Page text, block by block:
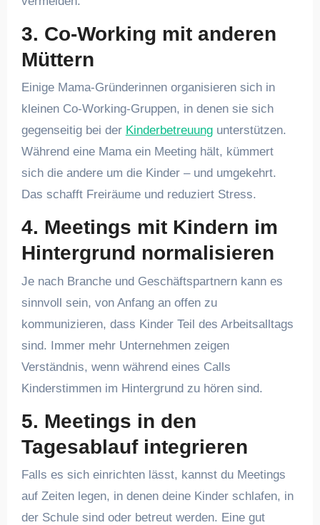
3. Co-Working mit anderen
Müttern
Einige Mama-Gründerinnen organisieren sich in
kleinen Co-Working-Gruppen, in denen sie sich
gegenseitig bei der Kinderbetreuungunterstützen.
Während eine Mama ein Meeting hält, kümmert
sich die andere um die Kinder – und umgekehrt.
Das schafft Freiräume und reduziert Stress.
4. Meetings mit Kindern im
Hintergrund normalisieren
Je nach Branche und Geschäftspartnern kann es
sinnvoll sein, von Anfang an offen zu
kommunizieren, dass Kinder Teil des Arbeitsalltags
sind. Immer mehr Unternehmen zeigen
Verständnis, wenn während eines Calls
Kinderstimmen im Hintergrund zu hören sind.
5. Meetings in den
Tagesablauf integrieren
Falls es sich einrichten lässt, kannst du Meetings
auf Zeiten legen, in denen deine Kinder schlafen, in
der Schule sind oder betreut werden. Eine gut